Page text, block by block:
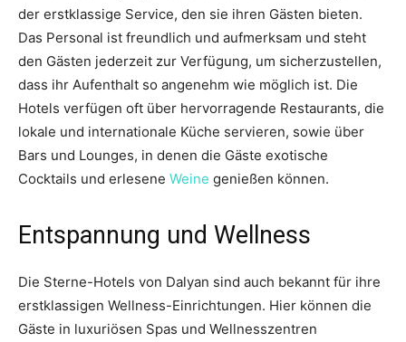
der erstklassige Service, den sie ihren Gästen bieten.
Das Personal ist freundlich und aufmerksam und steht
den Gästen jederzeit zur Verfügung, um sicherzustellen,
dass ihr Aufenthalt so angenehm wie möglich ist. Die
Hotels verfügen oft über hervorragende Restaurants, die
lokale und internationale Küche servieren, sowie über
Bars und Lounges, in denen die Gäste exotische
Cocktails und erlesene Weine genießen können.
Entspannung und Wellness
Die Sterne-Hotels von Dalyan sind auch bekannt für ihre
erstklassigen Wellness-Einrichtungen. Hier können die
Gäste in luxuriösen Spas und Wellnesszentren